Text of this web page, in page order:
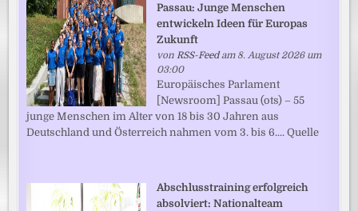
Passau: Junge Menschen
entwickeln Ideen für Europas
Zukunft
von RSS-Feedam 8. August 2026 um
03:00
Europäisches Parlament
[Newsroom] Passau (ots) – 55
junge Menschen im Alter von 18 bis 30 Jahren aus
Deutschland und Österreich nahmen vom 3. bis 6.... Quelle
Abschlusstraining erfolgreich
absolviert: Nationalteam